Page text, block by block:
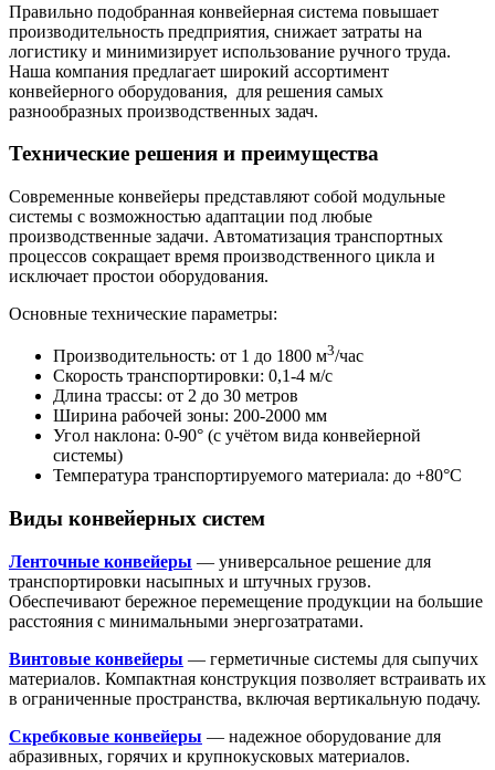
Правильно подобранная конвейерная система повышает
производительность предприятия, снижает затраты на
логистику и минимизирует использование ручного труда.
Наша компания предлагает широкий ассортимент
конвейерного оборудования, для решения самых
разнообразных производственных задач.
Технические решения и преимущества
Современные конвейеры представляют собой модульные
системы с возможностью адаптации под любые
производственные задачи. Автоматизация транспортных
процессов сокращает время производственного цикла и
исключает простои оборудования.
Основные технические параметры:
Производительность: от 1 до 1800 м3/час
Скорость транспортировки: 0,1-4 м/с
Длина трассы: от 2 до 30 метров
Ширина рабочей зоны: 200-2000 мм
Угол наклона: 0-90° (с учётом вида конвейерной
системы)
Температура транспортируемого материала: до +80°С
Виды конвейерных систем
Ленточные конвейеры — универсальное решение для
транспортировки насыпных и штучных грузов.
Обеспечивают бережное перемещение продукции на большие
расстояния с минимальными энергозатратами.
Винтовые конвейеры — герметичные системы для сыпучих
материалов. Компактная конструкция позволяет встраивать их
в ограниченные пространства, включая вертикальную подачу.
Скребковые конвейеры — надежное оборудование для
абразивных, горячих и крупнокусковых материалов.